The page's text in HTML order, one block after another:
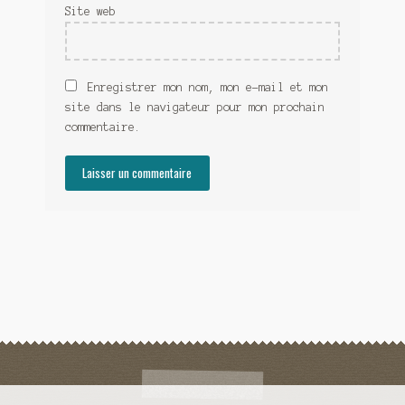
Site web
Enregistrer mon nom, mon e-mail et mon
site dans le navigateur pour mon prochain
commentaire.